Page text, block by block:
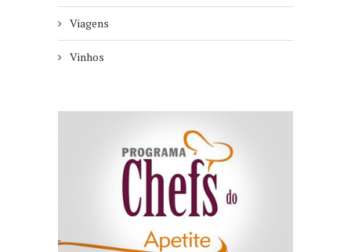
Viagens
Vinhos